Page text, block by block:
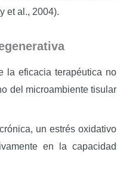
et al., 2004).
la eficacia terapéutica no
del microambiente tisular
un estrés oxidativo
en la capacidad